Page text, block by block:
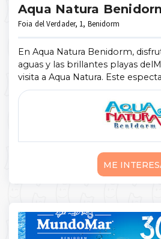
Aqua Natura
Foia del Verdader, 1, Benidorm
En Aqua Natura Benidorm,
aguas y las brillantes playas
visita a Aqua Natura. Este
temático ofrece más de
(40,000 metros cuadrados) de
ME